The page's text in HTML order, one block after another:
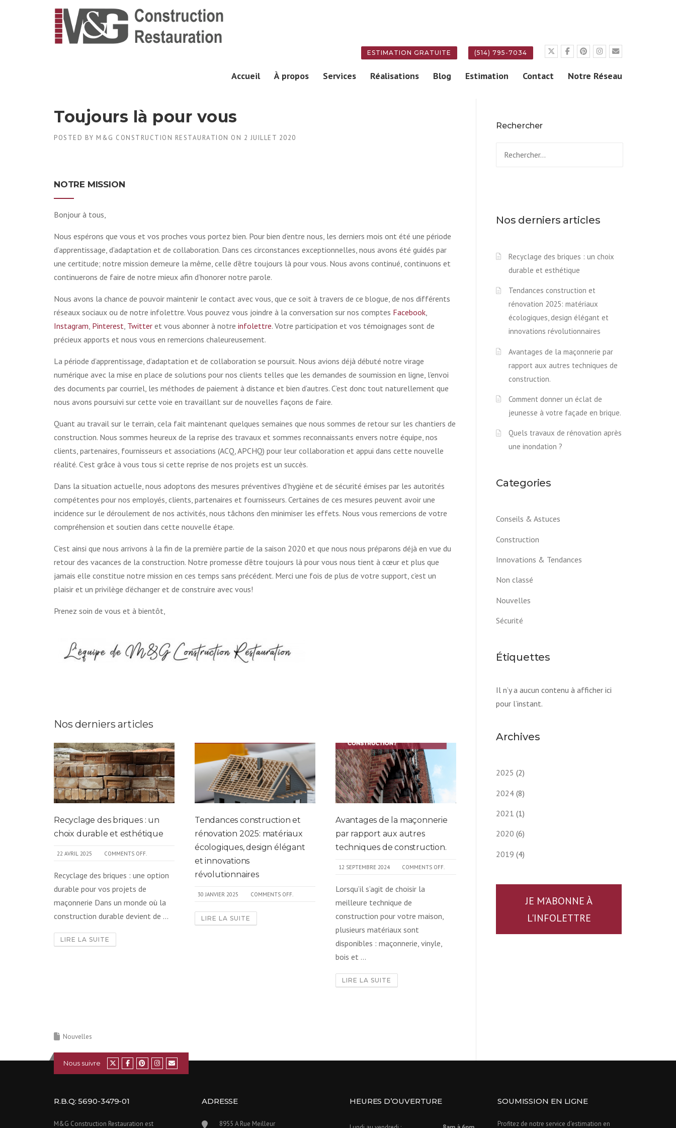
(514) 795-7034
ESTIMATION GRATUITE
Accueil À propos Services Réalisations Blog Estimation Contact Notre Réseau
Toujours là pour vous
POSTED BY M&G CONSTRUCTION RESTAURATION ON 2 JUILLET 2020
NOTRE MISSION
Bonjour à tous,
Nous espérons que vous et vos proches vous portez bien. Pour bien d’entre nous, les derniers mois ont été une période
d’apprentissage, d’adaptation et de collaboration. Dans ces circonstances exceptionnelles, nous avons été guidés par
une certitude; notre mission demeure la même, celle d’être toujours là pour vous. Nous avons continué, continuons et
continuerons de faire de notre mieux afin d’honorer notre parole.
Nous avons la chance de pouvoir maintenir le contact avec vous, que ce soit à travers de ce blogue, de nos différents
réseaux sociaux ou de notre infolettre. Vous pouvez vous joindre à la conversation sur nos comptes Facebook
Instagram Pinterest Twitter et vous abonner à notre infolettre. Votre participation et vos témoignages sont de
précieux apports et nous vous en remercions chaleureusement.
La période d’apprentissage, d’adaptation et de collaboration se poursuit. Nous avions déjà débuté notre virage
numérique avec la mise en place de solutions pour nos clients telles que les demandes de soumission en ligne, l’envoi
des documents par courriel, les méthodes de paiement à distance et bien d’autres. C’est donc tout naturellement que
nous avons poursuivi sur cette voie en travaillant sur de nouvelles façons de faire.
Quant au travail sur le terrain, cela fait maintenant quelques semaines que nous sommes de retour sur les chantiers de
construction. Nous sommes heureux de la reprise des travaux et sommes reconnaissants envers notre équipe, nos
clients, partenaires, fournisseurs et associations (ACQ, APCHQ) pour leur collaboration et appui dans cette nouvelle
réalité. C’est grâce à vous tous si cette reprise de nos projets est un succès.
Dans la situation actuelle, nous adoptons des mesures préventives d’hygiène et de sécurité émises par les autorités
compétentes pour nos employés, clients, partenaires et fournisseurs. Certaines de ces mesures peuvent avoir une
incidence sur le déroulement de nos activités, nous tâchons d’en minimiser les effets. Nous vous remercions de votre
compréhension et soutien dans cette nouvelle étape.
C’est ainsi que nous arrivons à la fin de la première partie de la saison 2020 et que nous nous préparons déjà en vue du
retour des vacances de la construction. Notre promesse d’être toujours là pour vous nous tient à cœur et plus que
jamais elle constitue notre mission en ces temps sans précédent. Merci une fois de plus de votre support, c’est un
plaisir et un privilège d’échanger et de construire avec vous!
Prenez soin de vous et à bientôt,
Nos derniers articles
Recyclage des briques : un
choix durable et esthétique
22 AVRIL 2025 COMMENTS OFF.
Recyclage des briques : une option
durable pour vos projets de
maçonnerie Dans un monde où la
construction durable devient de ...
LIRE LA SUITE
Tendances construction et
rénovation 2025: matériaux
écologiques, design élégant
et innovations
révolutionnaires
30 JANVIER 2025 COMMENTS OFF.
LIRE LA SUITE
Avantages de la maçonnerie
par rapport aux autres
techniques de construction.
12 SEPTEMBRE 2024 COMMENTS OFF.
Lorsqu’il s’agit de choisir la
meilleure technique de
construction pour votre maison,
plusieurs matériaux sont
disponibles : maçonnerie, vinyle,
bois et ...
LIRE LA SUITE
Nouvelles
Rechercher
Nos derniers articles
Recyclage des briques : un choix
durable et esthétique
Tendances construction et
rénovation 2025: matériaux
écologiques, design élégant et
innovations révolutionnaires
Avantages de la maçonnerie par
rapport aux autres techniques de
construction.
Comment donner un éclat de
jeunesse à votre façade en brique.
Quels travaux de rénovation après
une inondation ?
Categories
Conseils & Astuces
Construction
Innovations & Tendances
Non classé
Nouvelles
Sécurité
Étiquettes
Il n’y a aucun contenu à afficher ici
pour l’instant.
Archives
2025 (2)
2024 (8)
2021 (1)
2020 (6)
2019 (4)
JE M'ABONNE À
L'INFOLETTRE
Nous suivre
R.B.Q: 5690-3479-01
M&G Construction Restauration est
ADRESSE
8955 A Rue Meilleur​
HEURES D’OUVERTURE SOUMISSION EN LIGNE
Profitez de notre service d'estimation en